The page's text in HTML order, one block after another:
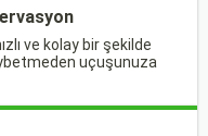
ve kolay bir şekilde
uçuşunuza